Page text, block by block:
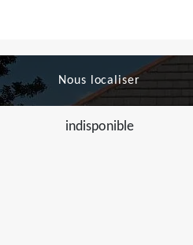
Nous localiser
indisponible